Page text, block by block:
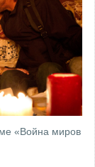
«Война миров